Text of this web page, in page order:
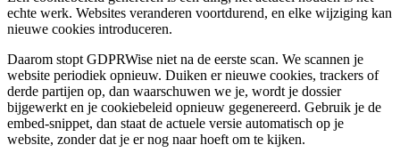
echte werk. Websites veranderen voortdurend, en elke wijziging kan
nieuwe cookies introduceren.
Daarom stopt GDPRWise niet na de eerste scan. We scannen je
website periodiek opnieuw. Duiken er nieuwe cookies, trackers of
derde partijen op, dan waarschuwen we je, wordt je dossier
bijgewerkt en je cookiebeleid opnieuw gegenereerd. Gebruik je de
embed-snippet, dan staat de actuele versie automatisch op je
website, zonder dat je er nog naar hoeft om te kijken.